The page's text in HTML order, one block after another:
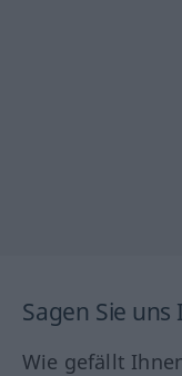
Sagen Sie
Wie gefällt